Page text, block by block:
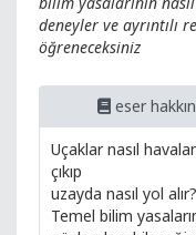
deneyler ve ayrıntılı
öğreneceksiniz
eser
Uçaklar nasıl
çıkıp
uzayda nasıl yol
Temel bilim